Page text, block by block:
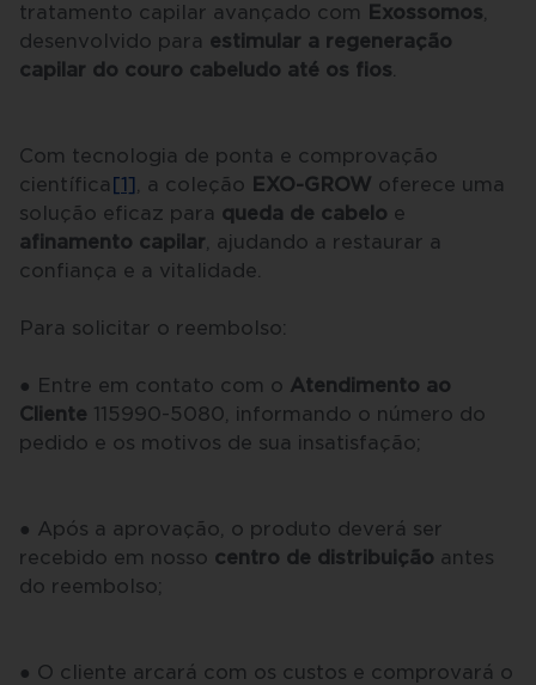
tratamento capilar avançado com
Exossomos,
desenvolvido para estimular a regeneração
capilar do couro cabeludo até os fios.
Com tecnologia de ponta e comprovação
científica [1], a coleção EXO-GROW oferece uma
solução eficaz para queda de cabelo e
afinamento capilar, ajudando a restaurar a
confiança e a vitalidade.
Para solicitar o reembolso:
● Entre em contato com o Atendimento ao
Cliente 115990-5080, informando o número do
pedido e os motivos de sua insatisfação;
● Após a aprovação, o produto deverá ser
recebido em nosso centro de distribuição antes
do reembolso;
● O cliente arcará com os custos e comprovará o